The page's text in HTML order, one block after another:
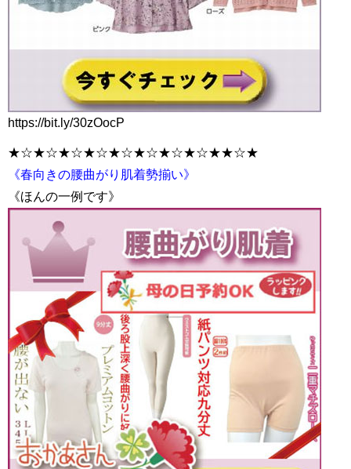
https://bit.ly/30zOocP
★☆★☆★☆★☆★☆★☆★☆★☆★★☆★
《春向きの腰曲がり肌着勢揃い》
《ほんの一例です》